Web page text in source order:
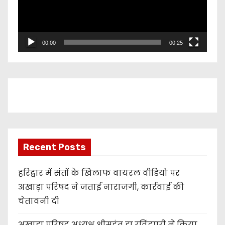
a
00:00 00:25
Recent Posts
हरिद्वार में संतों के खिलाफ वायरल वीडियो पर
अखाड़ा परिषद ने जताई नाराजगी, कार्रवाई की
चेतावनी दी